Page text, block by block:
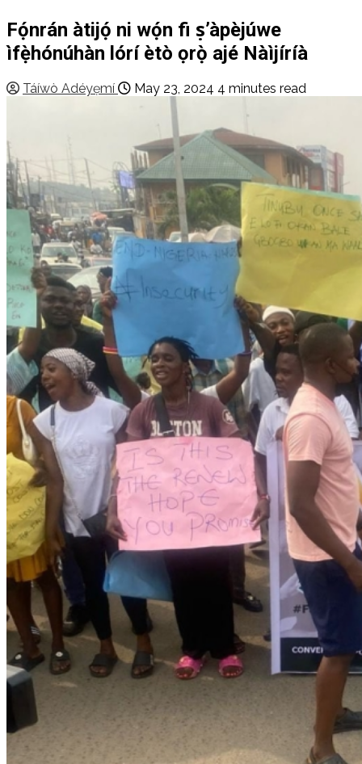
Fọ́nrán àtijọ́ ni wọ́n fi ṣ’àpèjúwe
ìfẹ̀hónúhàn lórí ètò ọrọ̀ ajé Nàìjíríà
Táíwò Adéyẹmí May 23, 2024 4 minutes read